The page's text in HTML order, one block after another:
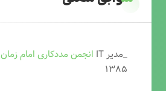
_مدیر IT انجمن مددکاری امام زمان
۱۳۸۵